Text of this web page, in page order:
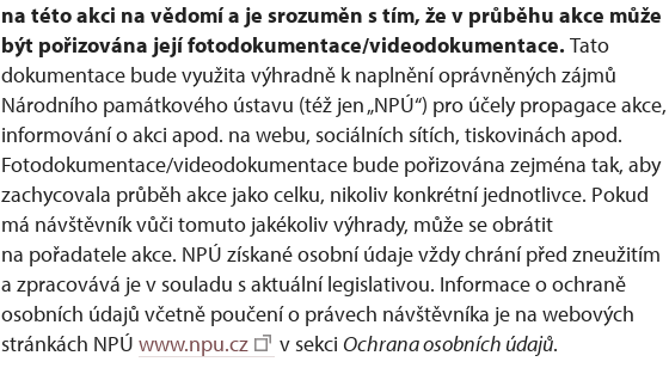
na této akci na vědomí a je srozuměn s tím, že v průběhu akce může
být pořizována její fotodokumentace/videodokumentace. Tato
dokumentace bude využita výhradně k naplnění oprávněných zájmů
Národního památkového ústavu (též jen „NPÚ“) pro účely propagace akce,
informování o akci apod. na webu, sociálních sítích, tiskovinách apod.
Fotodokumentace/videodokumentace bude pořizována zejména tak, aby
zachycovala průběh akce jako celku, nikoliv konkrétní jednotlivce. Pokud
má návštěvník vůči tomuto jakékoliv výhrady, může se obrátit
na pořadatele akce. NPÚ získané osobní údaje vždy chrání před zneužitím
a zpracovává je v souladu s aktuální legislativou. Informace o ochraně
osobních údajů včetně poučení o právech návštěvníka je na webových
stránkách NPÚ www.npu.cz v sekci Ochrana osobních údajů.